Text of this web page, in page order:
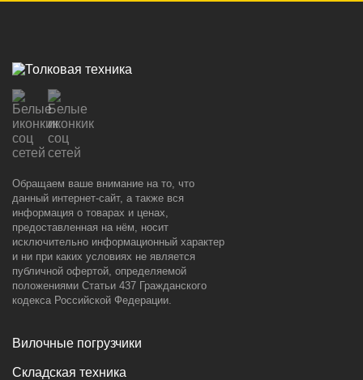
Обращаем ваше внимание на то, что
данный интернет-сайт, а также вся
информация о товарах и ценах,
предоставленная на нём, носит
исключительно информационный характер
и ни при каких условиях не является
публичной офертой, определяемой
положениями Статьи 437 Гражданского
кодекса Российской Федерации.
Вилочные погрузчики
Складская техника